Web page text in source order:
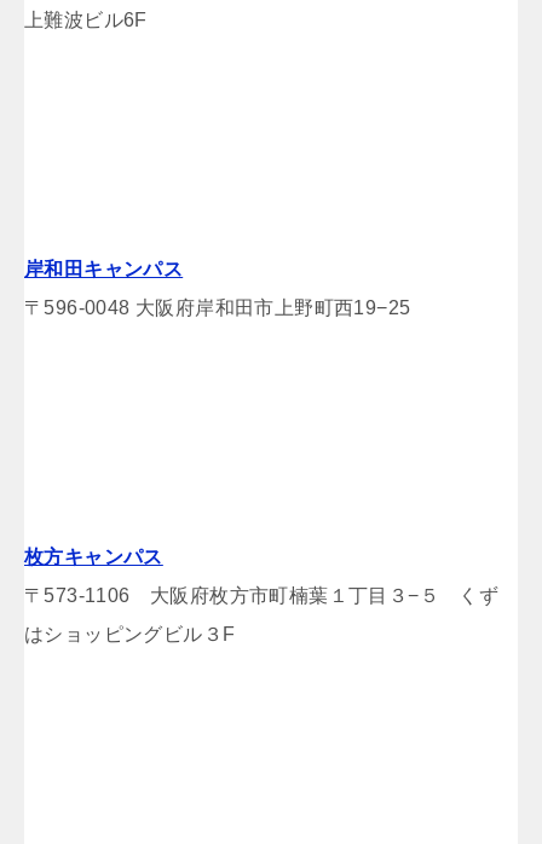
上難波ビル6F
岸和田キャンパス
〒596-0048 大阪府岸和田市上野町西19−25
枚方キャンパス
〒573-1106 大阪府枚方市町楠葉１丁目３−５ くず
はショッピングビル３F